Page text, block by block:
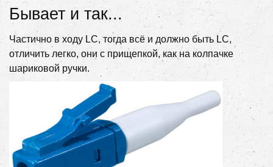
Бывает и так...
Частично в ходу LC, тогда всё и должно быть LC,
отличить легко, они с прищепкой, как на колпачке
шариковой ручки.